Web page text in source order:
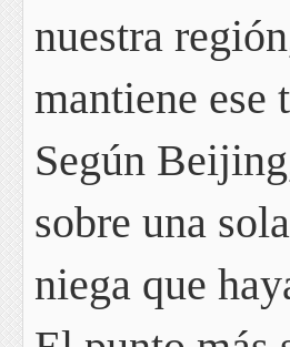
nuestra
mantiene ese
Según
sobre una
niega que